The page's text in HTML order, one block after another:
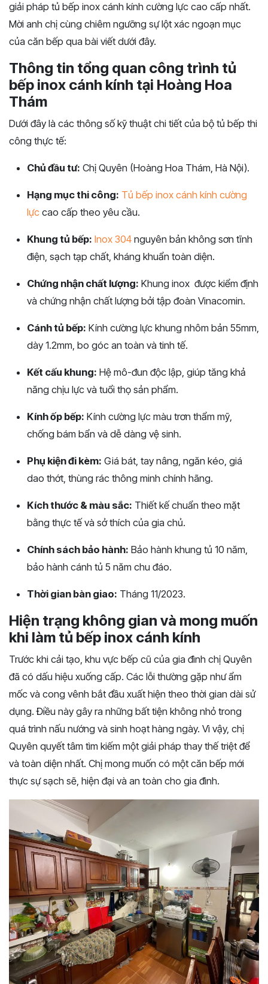
giải pháp tủ bếp inox cánh kính cường lực cao cấp nhất.
Mời anh chị cùng chiêm ngưỡng sự lột xác ngoạn mục
của căn bếp qua bài viết dưới đây.
Thông tin tổng quan công trình tủ
bếp inox cánh kính tại Hoàng Hoa
Thám
Dưới đây là các thông số kỹ thuật chi tiết của bộ tủ bếp thi
công thực tế:
Chủ đầu tư: Chị Quyên (Hoàng Hoa Thám, Hà Nội).
Hạng mục thi công: Tủ bếp inox cánh kính cường
lực cao cấp theo yêu cầu.
Khung tủ bếp: Inox 304 nguyên bản không sơn tĩnh
điện, sạch tạp chất, kháng khuẩn toàn diện.
Chứng nhận chất lượng: Khung inox được kiểm định
và chứng nhận chất lượng bởi tập đoàn Vinacomin.
Cánh tủ bếp: Kính cường lực khung nhôm bản 55mm,
dày 1.2mm, bo góc an toàn và tinh tế.
Kết cấu khung: Hệ mô-đun độc lập, giúp tăng khả
năng chịu lực và tuổi thọ sản phẩm.
Kính ốp bếp: Kính cường lực màu trơn thẩm mỹ,
chống bám bẩn và dễ dàng vệ sinh.
Phụ kiện đi kèm: Giá bát, tay nâng, ngăn kéo, giá
dao thớt, thùng rác thông minh chính hãng.
Kích thước & màu sắc: Thiết kế chuẩn theo mặt
bằng thực tế và sở thích của gia chủ.
Chính sách bảo hành: Bảo hành khung tủ 10 năm,
bảo hành cánh tủ 5 năm chu đáo.
Thời gian bàn giao: Tháng 11/2023.
Hiện trạng không gian và mong muốn
khi làm tủ bếp inox cánh kính
Trước khi cải tạo, khu vực bếp cũ của gia đình chị Quyên
đã có dấu hiệu xuống cấp. Các lỗi thường gặp như ẩm
mốc và cong vênh bắt đầu xuất hiện theo thời gian dài sử
dụng. Điều này gây ra những bất tiện không nhỏ trong
quá trình nấu nướng và sinh hoạt hàng ngày. Vì vậy, chị
Quyên quyết tâm tìm kiếm một giải pháp thay thế triệt để
và toàn diện nhất. Chị mong muốn có một căn bếp mới
thực sự sạch sẽ, hiện đại và an toàn cho gia đình.